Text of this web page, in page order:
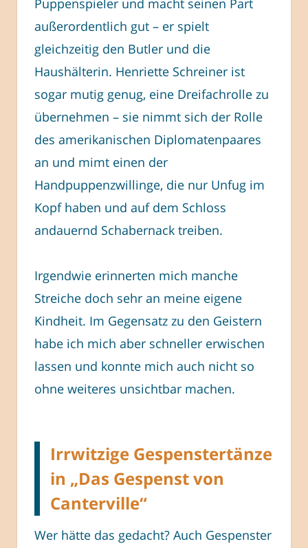
außerordentlich gut – er spielt
gleichzeitig den Butler und die
Haushälterin. Henriette Schreiner ist
sogar mutig genug, eine Dreifachrolle zu
übernehmen – sie nimmt sich der Rolle
des amerikanischen Diplomatenpaares
an und mimt einen der
Handpuppenzwillinge, die nur Unfug im
Kopf haben und auf dem Schloss
andauernd Schabernack treiben.
Irgendwie erinnerten mich manche
Streiche doch sehr an meine eigene
Kindheit. Im Gegensatz zu den Geistern
habe ich mich aber schneller erwischen
lassen und konnte mich auch nicht so
ohne weiteres unsichtbar machen.
Irrwitzige Gespenstertänze
in „Das Gespenst von
Canterville“
Wer hätte das gedacht? Auch Gespenster